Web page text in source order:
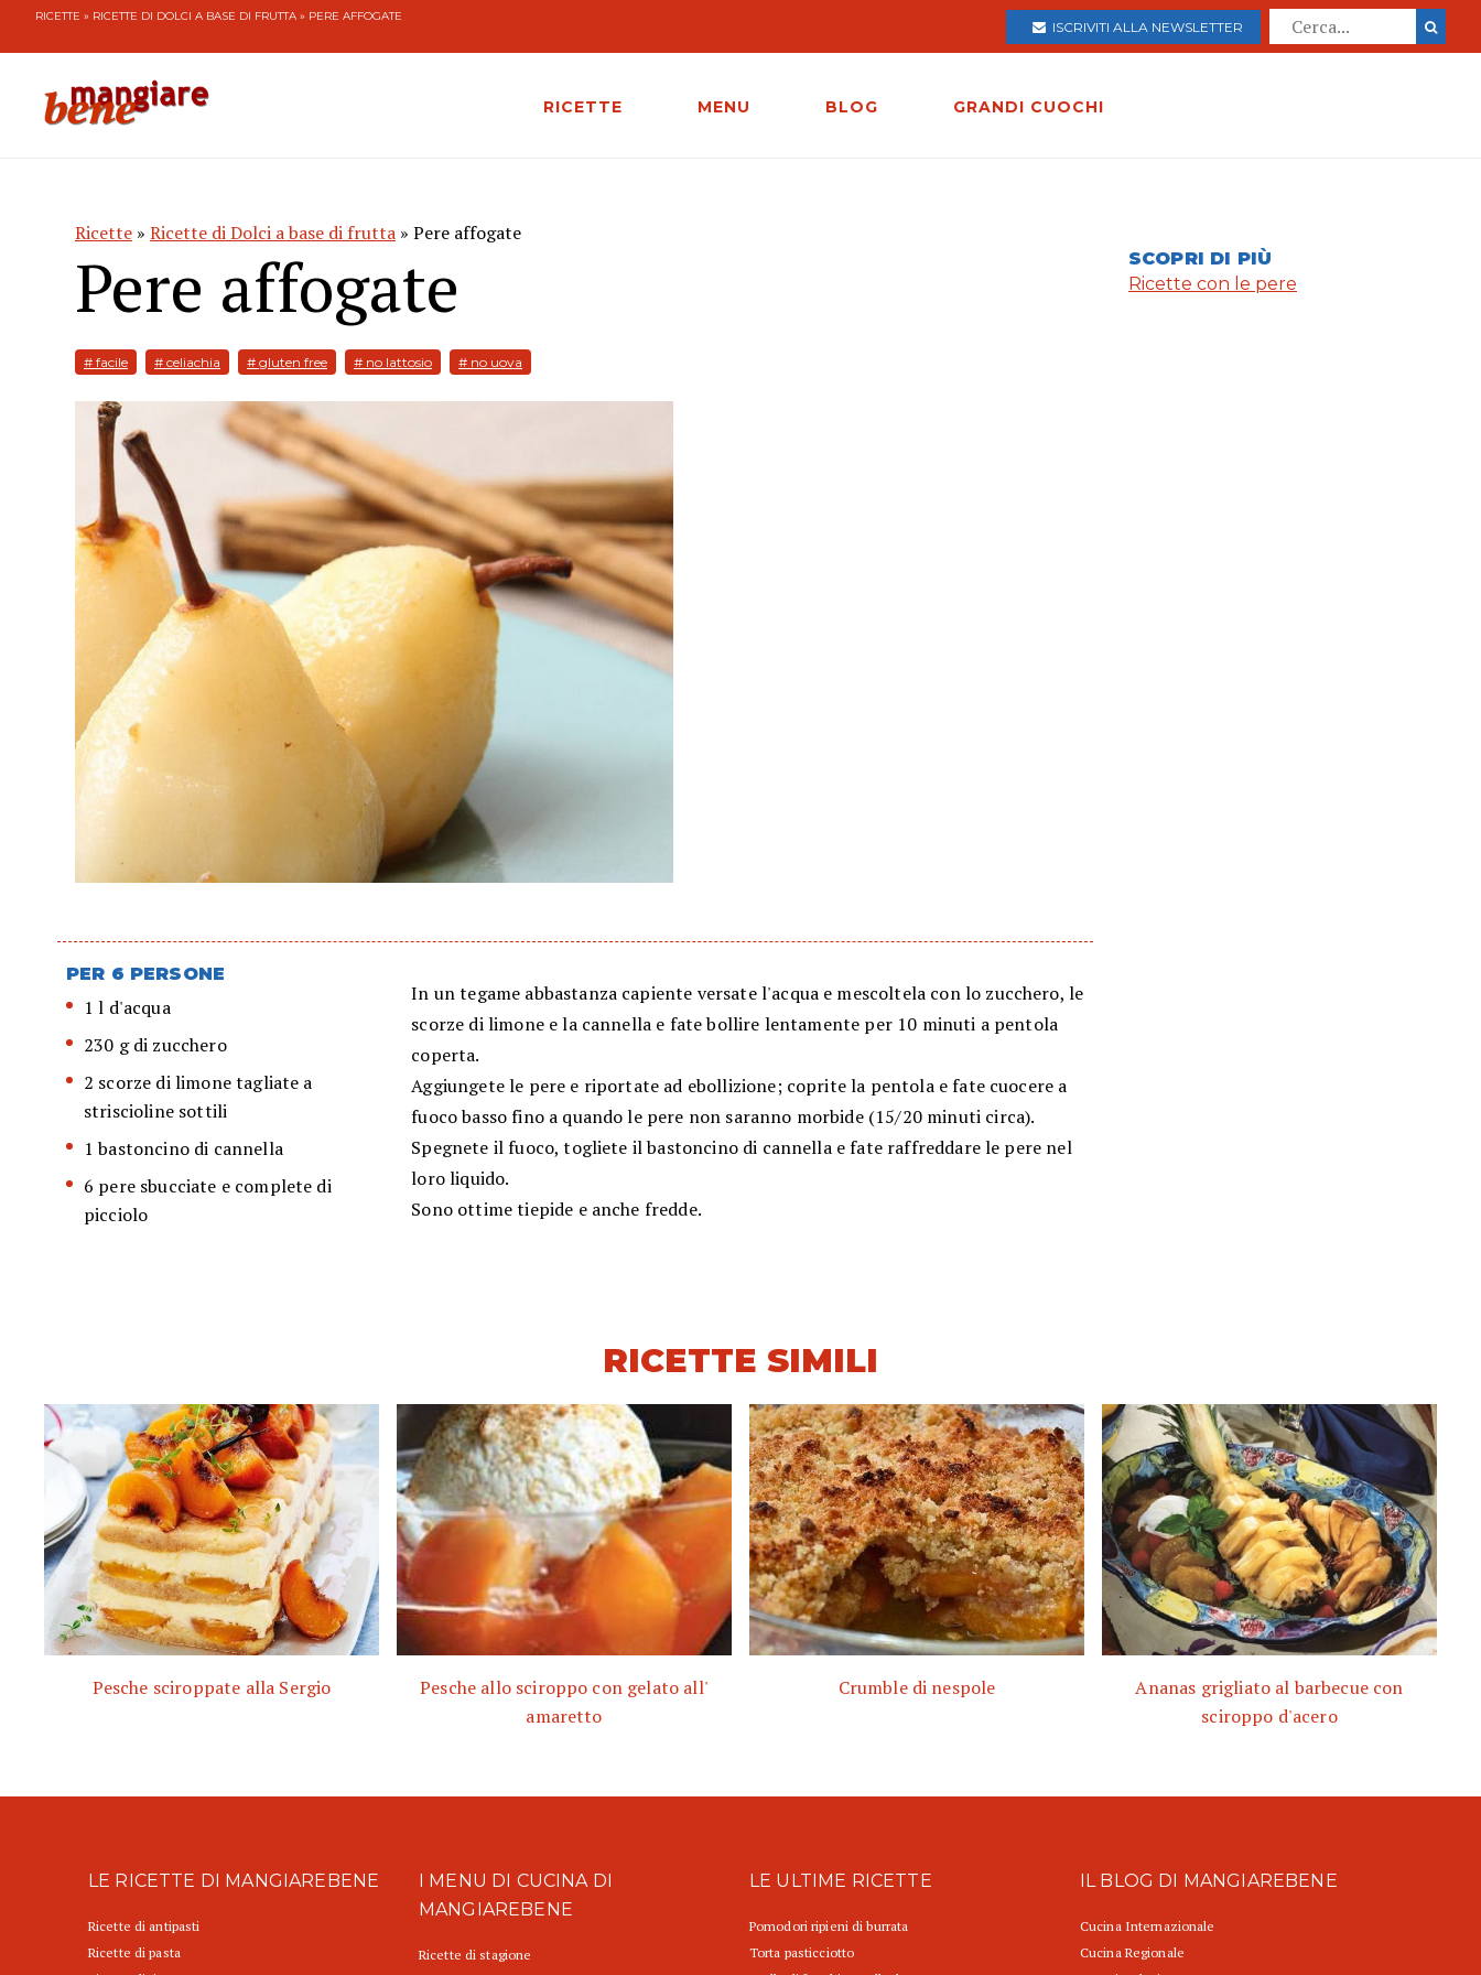
RICETTE » RICETTE DI DOLCI A BASE DI FRUTTA » PERE AFFOGATE
ISCRIVITI ALLA NEWSLETTER
RICETTE MENU BLOG GRANDI CUOCHI
Ricette » Ricette di Dolci a base di frutta » Pere affogate
Pere affogate
# facile # celiachia # gluten free # no lattosio # no uova
PER 6 PERSONE
1 l d'acqua
230 g di zucchero
2 scorze di limone tagliate a
striscioline sottili
1 bastoncino di cannella
6 pere sbucciate e complete di
picciolo
In un tegame abbastanza capiente versate l'acqua e mescoltela con lo zucchero, le
scorze di limone e la cannella e fate bollire lentamente per 10 minuti a pentola
coperta.
Aggiungete le pere e riportate ad ebollizione; coprite la pentola e fate cuocere a
fuoco basso fino a quando le pere non saranno morbide (15/20 minuti circa).
Spegnete il fuoco, togliete il bastoncino di cannella e fate raffreddare le pere nel
loro liquido.
Sono ottime tiepide e anche fredde.
SCOPRI DI PIÙ
Ricette con le pere
RICETTE SIMILI
Pesche sciroppate alla Sergio
Pesche allo sciroppo con gelato all'
amaretto
Crumble di nespole
Ananas grigliato al barbecue con
sciroppo d'acero
LE RICETTE DI MANGIAREBENE
Ricette di antipasti
Ricette di pasta
I MENU DI CUCINA DI
MANGIAREBENE
Ricette di stagione
LE ULTIME RICETTE
Pomodori ripieni di burrata
Torta pasticciotto
IL BLOG DI MANGIAREBENE
Cucina Internazionale
Cucina Regionale